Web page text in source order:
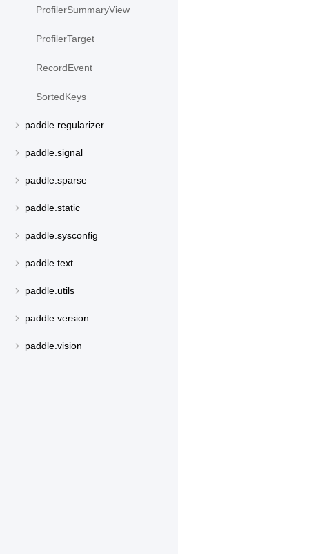
ProfilerSummaryView
ProfilerTarget
RecordEvent
SortedKeys
paddle.regularizer
paddle.signal
paddle.sparse
paddle.static
paddle.sysconfig
paddle.text
paddle.utils
paddle.version
paddle.vision